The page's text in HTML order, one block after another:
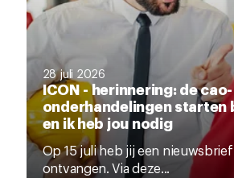
28 juli 2026
ICON - herinnering: de cao-
onderhandelingen starten
en ik heb jou nodig
Op 15 juli heb jij een
ontvangen. Via deze...